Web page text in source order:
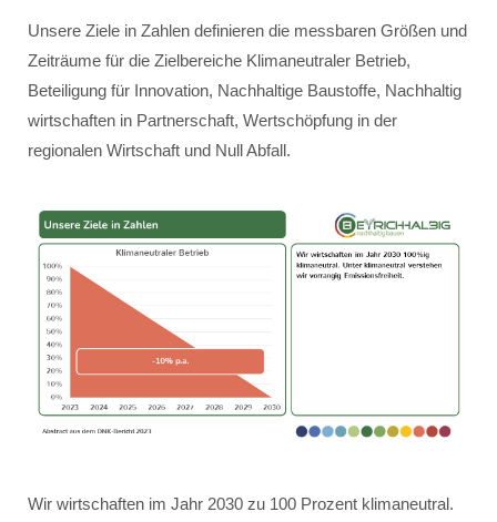
Unsere Ziele in Zahlen definieren die messbaren Größen und
Zeiträume für die Zielbereiche Klimaneutraler Betrieb,
Beteiligung für Innovation, Nachhaltige Baustoffe, Nachhaltig
wirtschaften in Partnerschaft, Wertschöpfung in der
regionalen Wirtschaft und Null Abfall.
Wir wirtschaften im Jahr 2030 zu 100 Prozent klimaneutral.